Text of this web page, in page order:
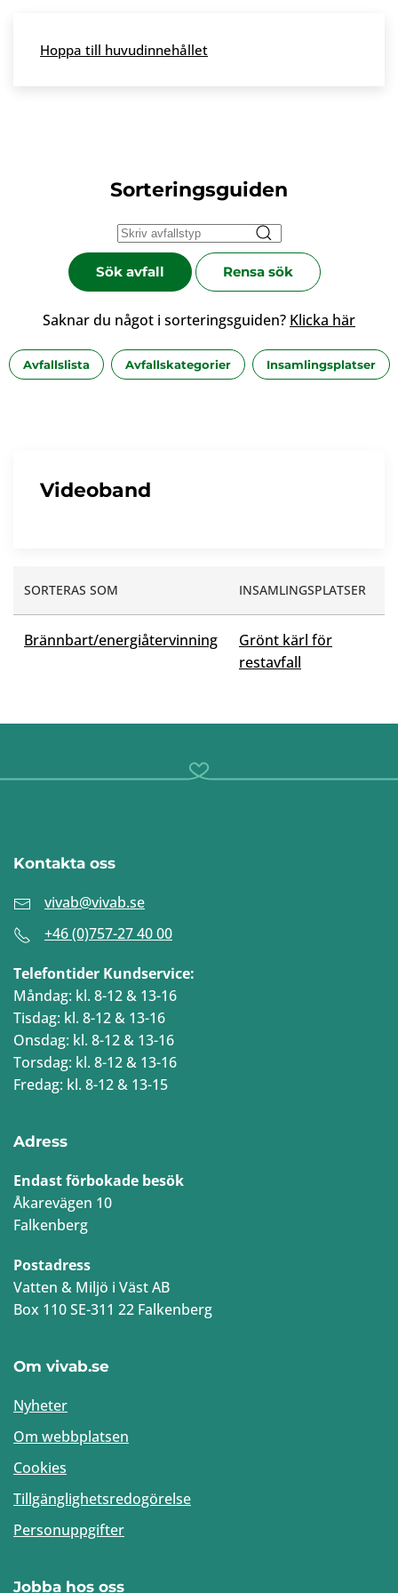
Skip to main content
Hoppa till huvudinnehållet
Sorteringsguiden
Sök avfall Rensa sök
Saknar du något i sorteringsguiden? Klicka här
Avfallslista Avfallskategorier Insamlingsplatser
Videoband
SORTERAS SOM INSAMLINGSPLATSER
Brännbart/energiåtervinning
Grönt kärl för
restavfall
Kontakta oss
vivab@vivab.se
+46 (0)757-27 40 00
Telefontider Kundservice:
Måndag: kl. 8-12 & 13-16
Tisdag: kl. 8-12 & 13-16
Onsdag: kl. 8-12 & 13-16
Torsdag: kl. 8-12 & 13-16
Fredag: kl. 8-12 & 13-15
Adress
Endast förbokade besök
Åkarevägen 10
Falkenberg
Postadress
Vatten & Miljö i Väst AB
Box 110 SE-311 22 Falkenberg
Om vivab.se
Nyheter
Om webbplatsen
Cookies
Tillgänglighetsredogörelse
Personuppgifter
Jobba hos oss